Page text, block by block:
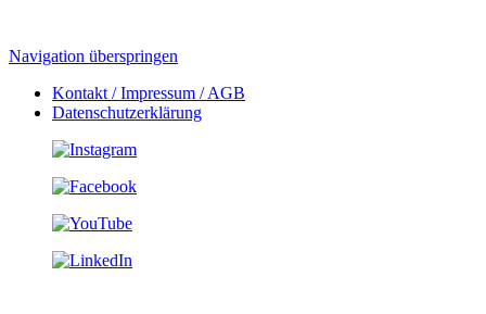
Navigation überspringen
Kontakt / Impressum / AGB
Datenschutzerklärung